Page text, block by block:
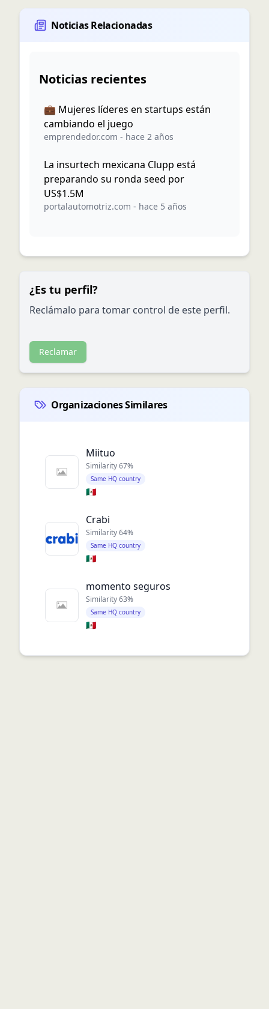
Noticias Relacionadas
Noticias recientes
💼 Mujeres líderes en startups están
cambiando el juego
emprendedor.com - hace 2 años
La insurtech mexicana Clupp está
preparando su ronda seed por
US$1.5M
portalautomotriz.com - hace 5 años
¿Es tu perfil?
Reclámalo para tomar control de este perfil.
Reclamar
Organizaciones Similares
Miituo
Similarity67%
Same HQ country
🇲🇽
Crabi
Similarity64%
Same HQ country
🇲🇽
momento seguros
Similarity63%
Same HQ country
🇲🇽